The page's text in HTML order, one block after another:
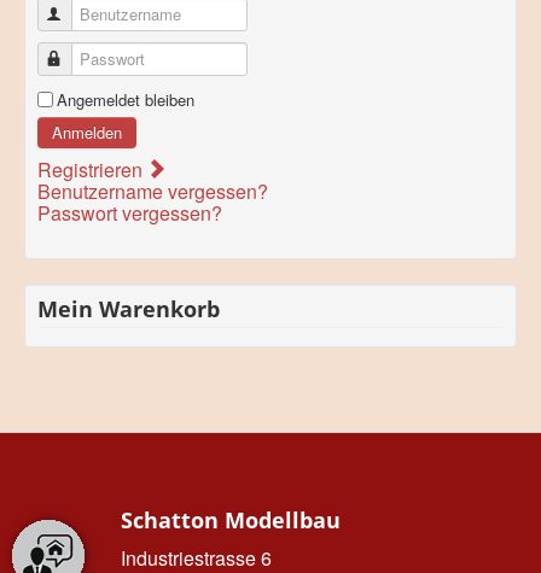
Benutzername
Passwort
Angemeldet bleiben
Anmelden
Registrieren
Benutzername vergessen?
Passwort vergessen?
Mein Warenkorb
Schatton Modellbau
Industriestrasse 6